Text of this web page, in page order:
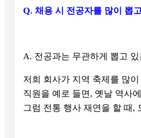
Q. 채용 시 전공자를 많이 뽑
A. 전공과는 무관하게 뽑고
저희 회사가 지역 축제를 많
직원을 예로 들면 , 옛날 역사
그럼 전통 행사 재연을 할 때 ,